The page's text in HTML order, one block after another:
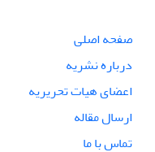
صفحه اصلی
درباره نشریه
اعضای هیات تحریریه
ارسال مقاله
تماس با ما